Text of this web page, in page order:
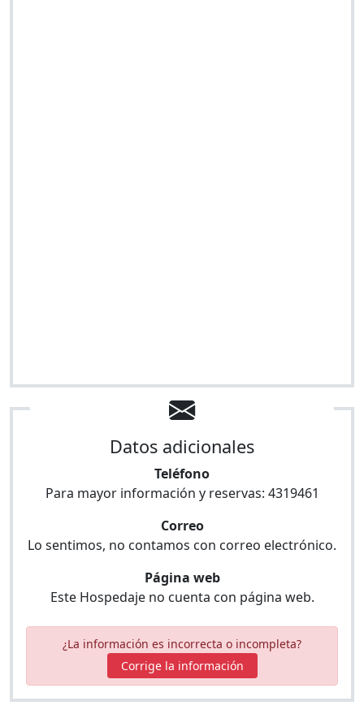
Datos adicionales
Teléfono
Para mayor información y reservas: 4319461
Correo
Lo sentimos, no contamos con correo electrónico.
Página web
Este Hospedaje no cuenta con página web.
¿La información es incorrecta o incompleta?
Corrige la información